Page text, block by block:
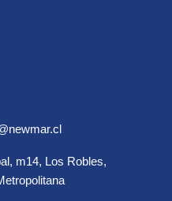
m14, Los Robles,